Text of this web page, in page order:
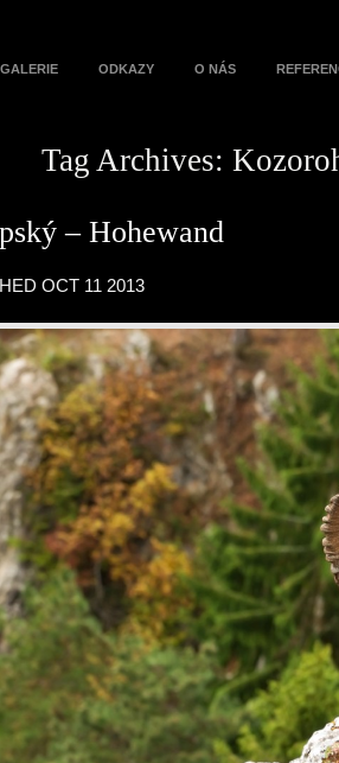
GALERIE ODKAZY O NÁS
Tag Archives:
– Hohewand
OCT 11 2013